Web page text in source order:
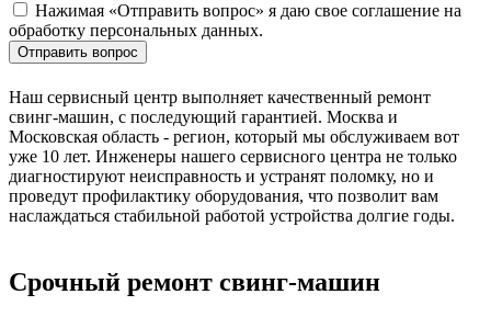
Нажимая «Отправить вопрос» я даю свое соглашение на
обработку персональных данных.
Отправить вопрос
Наш сервисный центр выполняет качественный ремонт
свинг-машин, с последующий гарантией. Москва и
Московская область - регион, который мы обслуживаем вот
уже 10 лет. Инженеры нашего сервисного центра не только
диагностируют неисправность и устранят поломку, но и
проведут профилактику оборудования, что позволит вам
наслаждаться стабильной работой устройства долгие годы.
Срочный ремонт свинг-машин